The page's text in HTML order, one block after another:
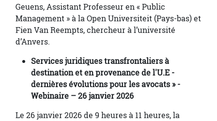
Geuens, Assistant Professeur en « Public
Management » à la Open Universiteit (Pays-bas) et
Fien Van Reempts, chercheur à l’université
d’Anvers.
Services juridiques transfrontaliers à
destination et en provenance de l'U.E -
dernières évolutions pour les avocats » -
Webinaire – 26 janvier 2026
Le 26 janvier 2026 de 9 heures à 11 heures, la